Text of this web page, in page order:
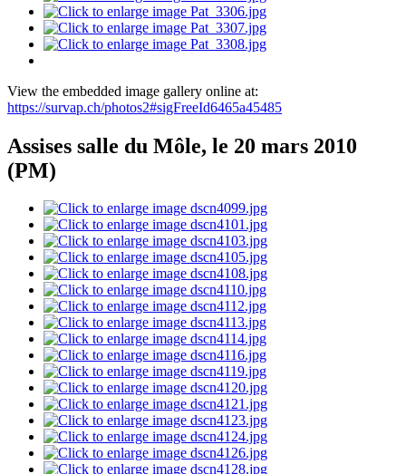
View the embedded image gallery online at:
https://survap.ch/photos2#sigFreeId6465a45485
Assises salle du Môle, le 20 mars 2010
(PM)